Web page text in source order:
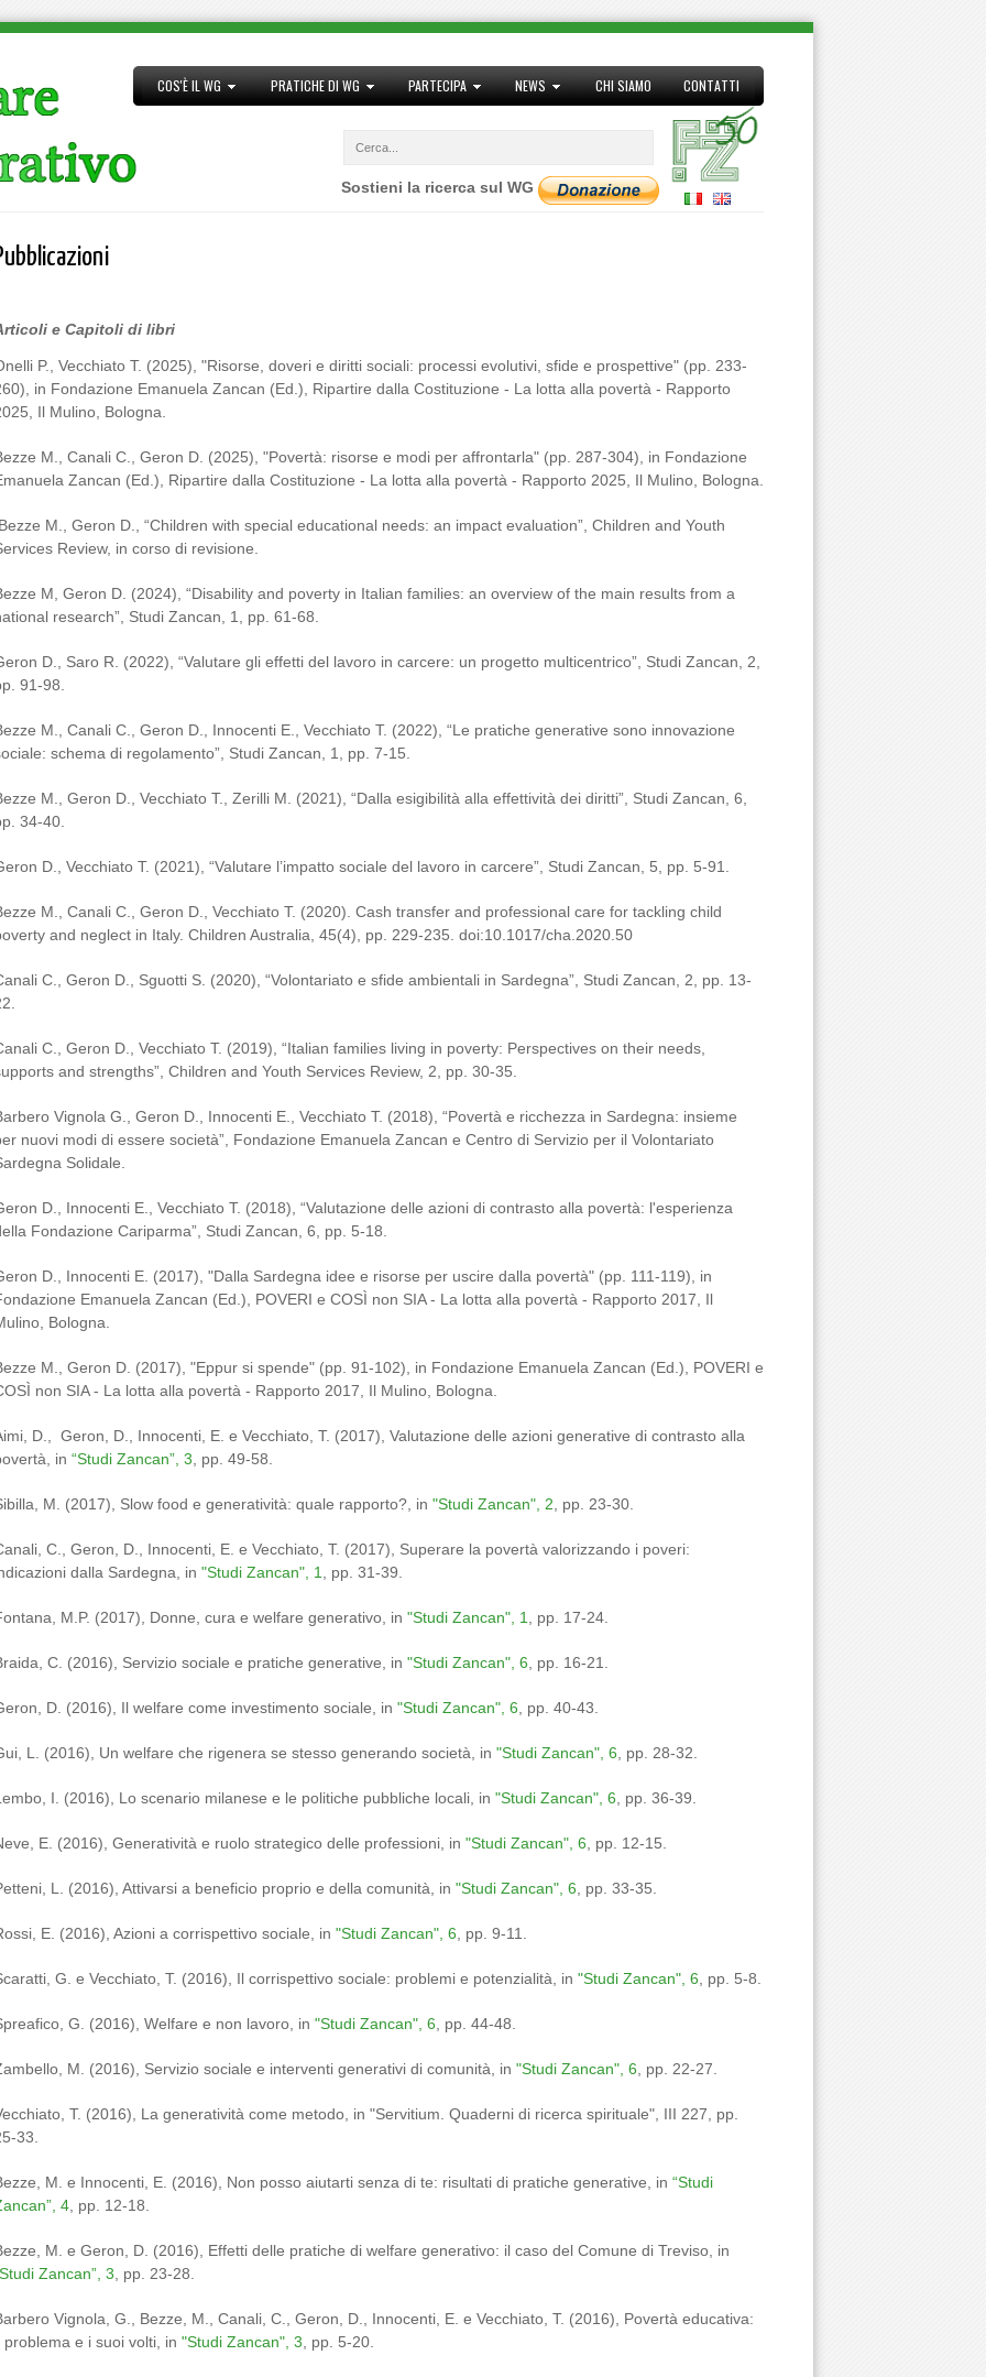
COS'È IL WG PRATICHE DI WG PARTECIPA NEWS CHI SIAMO CONTATTI
Sostieni la ricerca sul WG
e Capitoli di libri
P., Vecchiato T. (2025), "Risorse, doveri e diritti sociali: processi evolutivi, sfide e prospettive" (pp. 233-
in Fondazione Emanuela Zancan (Ed.), Ripartire dalla Costituzione - La lotta alla povertà - Rapporto
Il Mulino, Bologna.
M., Canali C., Geron D. (2025), "Povertà: risorse e modi per affrontarla" (pp. 287-304), in Fondazione
Zancan (Ed.), Ripartire dalla Costituzione - La lotta alla povertà - Rapporto 2025, Il Mulino, Bologna.
M., Geron D., “Children with special educational needs: an impact evaluation”, Children and Youth
Review, in corso di revisione.
M, Geron D. (2024), “Disability and poverty in Italian families: an overview of the main results from a
research”, Studi Zancan, 1, pp. 61-68.
D., Saro R. (2022), “Valutare gli effetti del lavoro in carcere: un progetto multicentrico”, Studi Zancan, 2,
91-98.
M., Canali C., Geron D., Innocenti E., Vecchiato T. (2022), “Le pratiche generative sono innovazione
schema di regolamento”, Studi Zancan, 1, pp. 7-15.
M., Geron D., Vecchiato T., Zerilli M. (2021), “Dalla esigibilità alla effettività dei diritti”, Studi Zancan, 6,
34-40.
D., Vecchiato T. (2021), “Valutare l’impatto sociale del lavoro in carcere”, Studi Zancan, 5, pp. 5-91.
M., Canali C., Geron D., Vecchiato T. (2020). Cash transfer and professional care for tackling child
and neglect in Italy. Children Australia, 45(4), pp. 229-235. doi:10.1017/cha.2020.50
C., Geron D., Sguotti S. (2020), “Volontariato e sfide ambientali in Sardegna”, Studi Zancan, 2, pp. 13-
C., Geron D., Vecchiato T. (2019), “Italian families living in poverty: Perspectives on their needs,
and strengths”, Children and Youth Services Review, 2, pp. 30-35.
Vignola G., Geron D., Innocenti E., Vecchiato T. (2018), “Povertà e ricchezza in Sardegna: insieme
nuovi modi di essere società”, Fondazione Emanuela Zancan e Centro di Servizio per il Volontariato
Solidale.
D., Innocenti E., Vecchiato T. (2018), “Valutazione delle azioni di contrasto alla povertà: l'esperienza
Fondazione Cariparma”, Studi Zancan, 6, pp. 5-18.
D., Innocenti E. (2017), "Dalla Sardegna idee e risorse per uscire dalla povertà" (pp. 111-119), in
Emanuela Zancan (Ed.), POVERI e COSÌ non SIA - La lotta alla povertà - Rapporto 2017, Il
Bologna.
M., Geron D. (2017), "Eppur si spende" (pp. 91-102), in Fondazione Emanuela Zancan (Ed.), POVERI e
non SIA - La lotta alla povertà - Rapporto 2017, Il Mulino, Bologna.
D., Geron, D., Innocenti, E. e Vecchiato, T. (2017), Valutazione delle azioni generative di contrasto alla
in “Studi Zancan”, 3 , pp. 49-58.
M. (2017), Slow food e generatività: quale rapporto?, in "Studi Zancan", 2 , pp. 23-30.
C., Geron, D., Innocenti, E. e Vecchiato, T. (2017), Superare la povertà valorizzando i poveri:
dalla Sardegna, in "Studi Zancan", 1 , pp. 31-39.
M.P. (2017), Donne, cura e welfare generativo, in "Studi Zancan", 1 , pp. 17-24.
C. (2016), Servizio sociale e pratiche generative, in "Studi Zancan", 6 , pp. 16-21.
D. (2016), Il welfare come investimento sociale, in "Studi Zancan", 6 , pp. 40-43.
L. (2016), Un welfare che rigenera se stesso generando società, in "Studi Zancan", 6 , pp. 28-32.
I. (2016), Lo scenario milanese e le politiche pubbliche locali, in "Studi Zancan", 6 , pp. 36-39.
E. (2016), Generatività e ruolo strategico delle professioni, in "Studi Zancan", 6 , pp. 12-15.
L. (2016), Attivarsi a beneficio proprio e della comunità, in "Studi Zancan", 6 , pp. 33-35.
E. (2016), Azioni a corrispettivo sociale, in "Studi Zancan", 6 , pp. 9-11.
G. e Vecchiato, T. (2016), Il corrispettivo sociale: problemi e potenzialità, in "Studi Zancan", 6 , pp. 5-8.
G. (2016), Welfare e non lavoro, in "Studi Zancan", 6 , pp. 44-48.
M. (2016), Servizio sociale e interventi generativi di comunità, in "Studi Zancan", 6 , pp. 22-27.
T. (2016), La generatività come metodo, in "Servitium. Quaderni di ricerca spirituale", III 227, pp.
33.
M. e Innocenti, E. (2016), Non posso aiutarti senza di te: risultati di pratiche generative, in “Studi
4 , pp. 12-18.
M. e Geron, D. (2016), Effetti delle pratiche di welfare generativo: il caso del Comune di Treviso, in
Zancan”, 3 , pp. 23-28.
Vignola, G., Bezze, M., Canali, C., Geron, D., Innocenti, E. e Vecchiato, T. (2016), Povertà educativa:
problema e i suoi volti, in "Studi Zancan", 3 , pp. 5-20.